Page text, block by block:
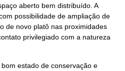
aberto bem distribuído. A
possibilidade de ampliação de
de novo platô nas proximidades
privilegiado com a natureza
estado de conservação e